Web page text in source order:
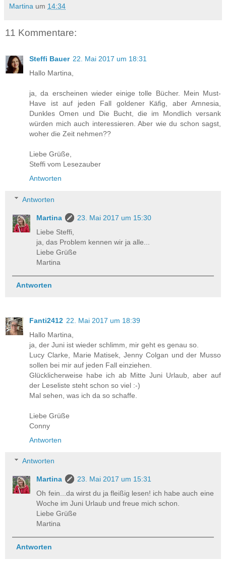
Martina um 14:34
11 Kommentare:
Steffi Bauer 22. Mai 2017 um 18:31
Hallo Martina,
ja, da erscheinen wieder einige tolle Bücher. Mein Must-
Have ist auf jeden Fall goldener Käfig, aber Amnesia,
Dunkles Omen und Die Bucht, die im Mondlich versank
würden mich auch interessieren. Aber wie du schon sagst,
woher die Zeit nehmen??
Liebe Grüße,
Steffi vom Lesezauber
Antworten
Antworten
Martina
23. Mai 2017 um 15:30
Liebe Steffi,
ja, das Problem kennen wir ja alle...
Liebe Grüße
Martina
Antworten
Fanti2412 22. Mai 2017 um 18:39
Hallo Martina,
ja, der Juni ist wieder schlimm, mir geht es genau so.
Lucy Clarke, Marie Matisek, Jenny Colgan und der Musso
sollen bei mir auf jeden Fall einziehen.
Glücklicherweise habe ich ab Mitte Juni Urlaub, aber auf
der Leseliste steht schon so viel :-)
Mal sehen, was ich da so schaffe.
Liebe Grüße
Conny
Antworten
Antworten
Martina
23. Mai 2017 um 15:31
Oh fein...da wirst du ja fleißig lesen! ich habe auch eine
Woche im Juni Urlaub und freue mich schon.
Liebe Grüße
Martina
Antworten